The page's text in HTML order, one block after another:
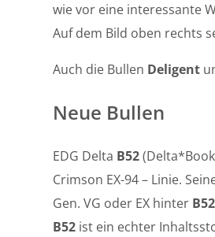
wie vor eine interessante
Auf dem Bild oben rechts
Auch die Bullen Deligent
Neue Bullen
EDG Delta B52
Crimson EX-94 – Linie.
Gen. VG oder EX hinter B52
B52 ist ein echter